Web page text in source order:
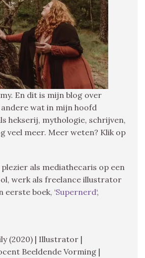
En dit is mijn blog over
wat in mijn hoofd
hekserij, mythologie, schrijven,
veel meer. Meer weten? Klik op
als mediathecaris op een
werk als freelance illustrator
eerste boek, ‘Supernerd‘,
(2020) | Illustrator |
Beeldende Vorming |